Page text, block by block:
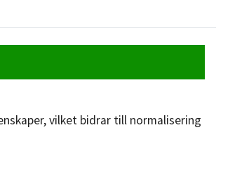
vilket bidrar till normalisering